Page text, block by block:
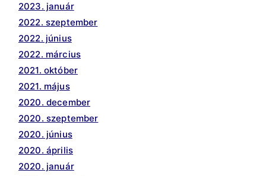
2023. január
2022. szeptember
2022. június
2022. március
2021. október
2021. május
2020. december
2020. szeptember
2020. június
2020. április
2020. január